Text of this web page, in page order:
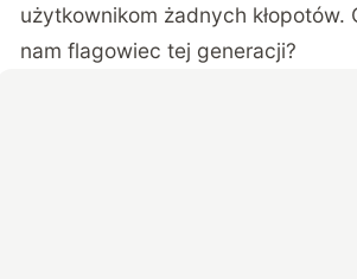
użytkownikom żadnych kłopotów.
nam flagowiec tej generacji?